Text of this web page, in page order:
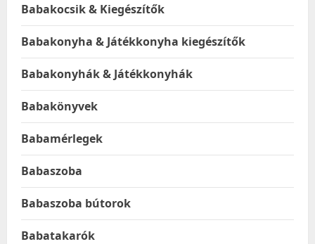
Babakocsik & Kiegészítők
Babakonyha & Játékkonyha kiegészítők
Babakonyhák & Játékkonyhák
Babakönyvek
Babamérlegek
Babaszoba
Babaszoba bútorok
Babatakarók